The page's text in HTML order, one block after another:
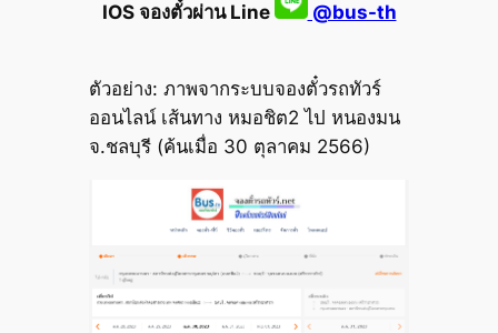
IOS จองตั๋วผ่าน Line @bus-th
ตัวอย่าง: ภาพจากระบบจองตั๋วรถทัวร์
ออนไลน์ เส้นทาง หมอชิต2 ไป หนองมน
จ.ชลบุรี (ค้นเมื่อ 30 ตุลาคม 2566)